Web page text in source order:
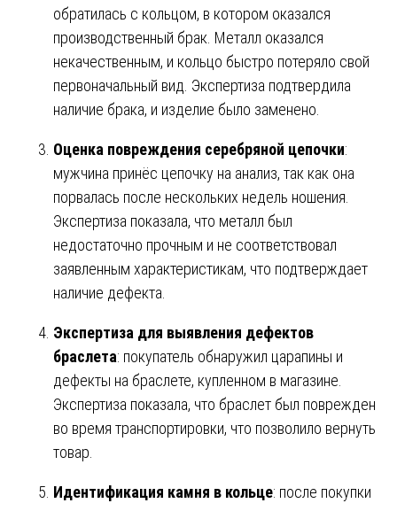
обратилась с кольцом, в котором оказался
производственный брак. Металл оказался
некачественным, и кольцо быстро потеряло свой
первоначальный вид. Экспертиза подтвердила
наличие брака, и изделие было заменено.
Оценка повреждения серебряной цепочки:
мужчина принёс цепочку на анализ, так как она
порвалась после нескольких недель ношения.
Экспертиза показала, что металл был
недостаточно прочным и не соответствовал
заявленным характеристикам, что подтверждает
наличие дефекта.
Экспертиза для выявления дефектов
браслета: покупатель обнаружил царапины и
дефекты на браслете, купленном в магазине.
Экспертиза показала, что браслет был поврежден
во время транспортировки, что позволило вернуть
товар.
Идентификация камня в кольце: после покупки